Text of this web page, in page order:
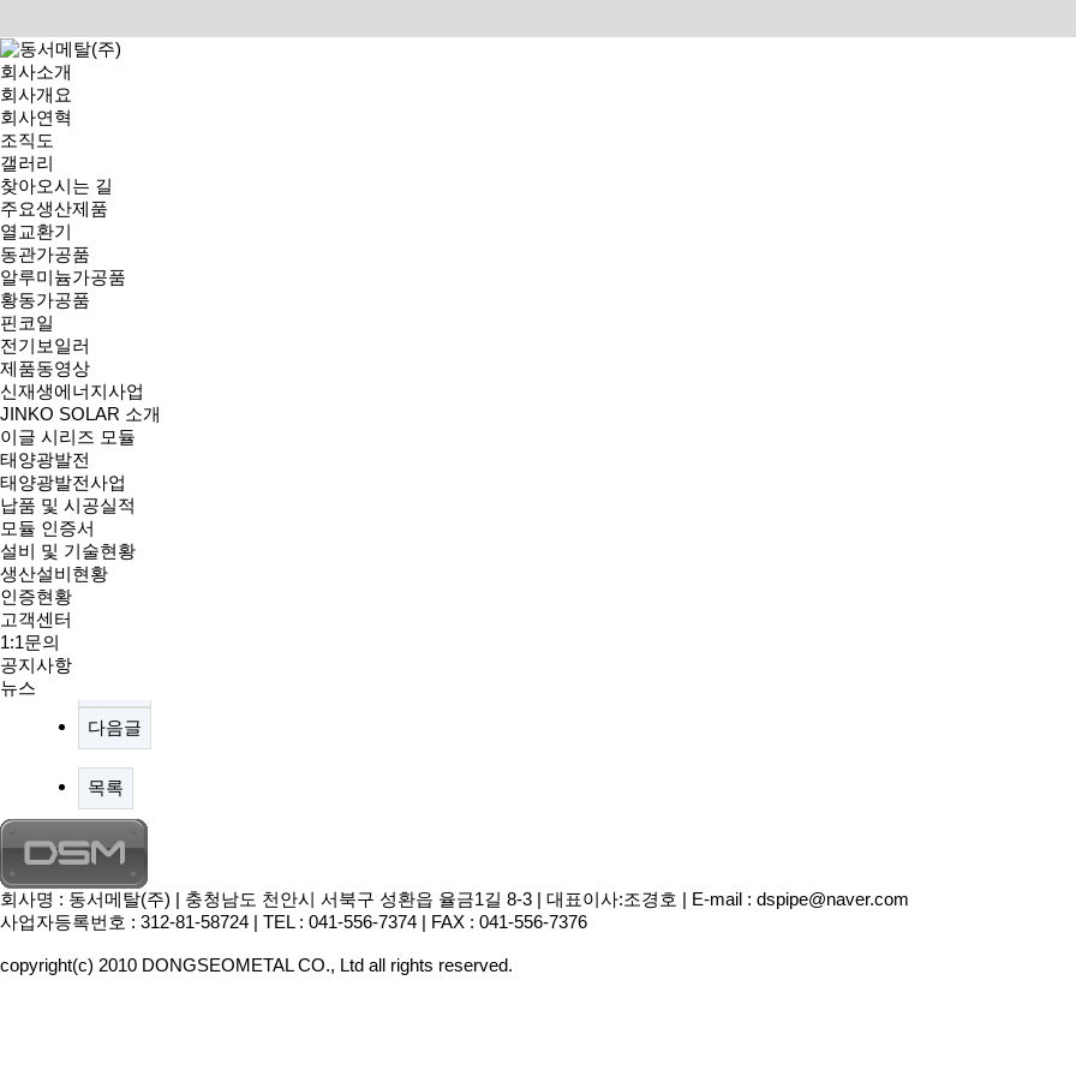
회사소개
회사개요
회사연혁
조직도
갤러리
찾아오시는 길
주요생산제품
열교환기
동관가공품
알루미늄가공품
황동가공품
핀코일
전기보일러
제품동영상
신재생에너지사업
JINKO SOLAR 소개
이글 시리즈 모듈
태양광발전
태양광발전사업
납품 및 시공실적
모듈 인증서
설비 및 기술현황
생산설비현황
인증현황
고객센터
1:1문의
공지사항
뉴스
HOME > 제품소개 > 황동가공품
PRODUCT
동서메탈(주) 주요제품 소개입니다.
열교환기| 동관가공품
황동가공품
황동가공품
황동가공품
페이지 정보
작성자
관련링크
이전글
다음글
목록
본문
댓글목록
등록된 댓글이 없습니다.
다음글
목록
회사명 : 동서메탈(주) | 충청남도 천안시 서북구 성환읍 율금1길 8-3 | 대표이사:조경호 | E-mail : dspipe@naver.com
사업자등록번호 : 312-81-58724 | TEL : 041-556-7374 | FAX : 041-556-7376
copyright(c) 2010 DONGSEOMETAL CO., Ltd all rights reserved.